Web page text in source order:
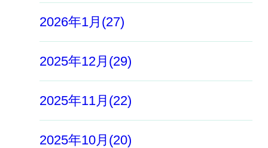
2026年1月(27)
2025年12月(29)
2025年11月(22)
2025年10月(20)